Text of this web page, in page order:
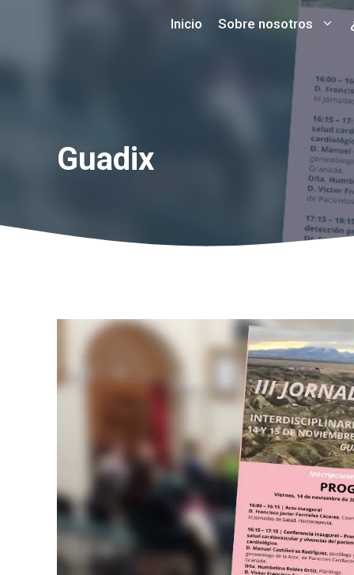
Inicio Sobre nosotros
Guadix